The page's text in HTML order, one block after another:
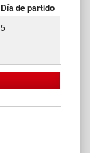
Día de partido
5